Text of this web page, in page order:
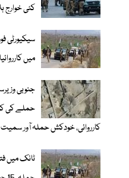
کئی خوارج
سیکیورٹی
میں کارروائیاں، 32
جنوبی
حملے کی
کارروائی، خودکش حملہ آور سمیت 4 خوارج
ٹانک میں